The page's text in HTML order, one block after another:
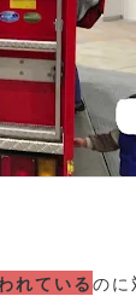
れているのに